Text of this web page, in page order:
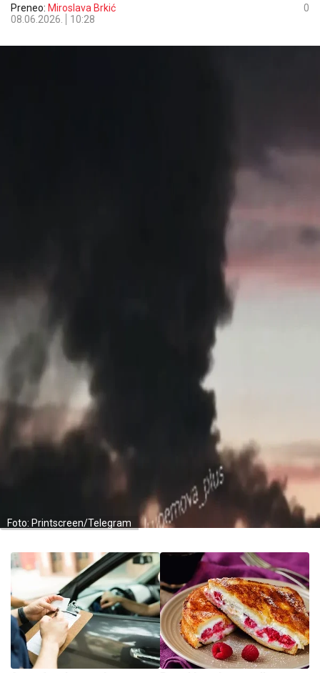
Preneo: Miroslava Brkić
08.06.2026.
10:28
0
Foto: Printscreen/Telegram